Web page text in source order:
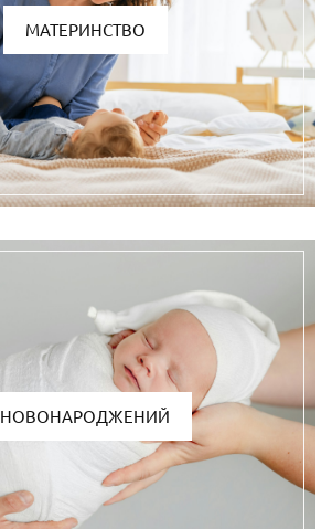
МАТЕРИНСТВО
НОВОНАРОДЖЕНИЙ